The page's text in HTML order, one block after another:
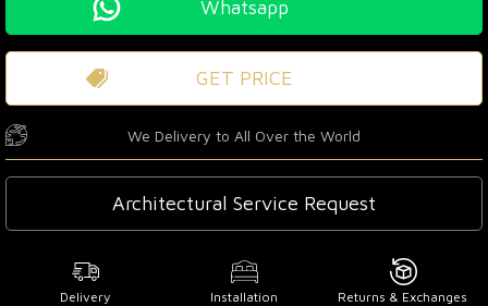
Whatsapp
GET PRICE
We Delivery to All Over the World
Architectural Service Request
Delivery Installation Returns & Exchanges